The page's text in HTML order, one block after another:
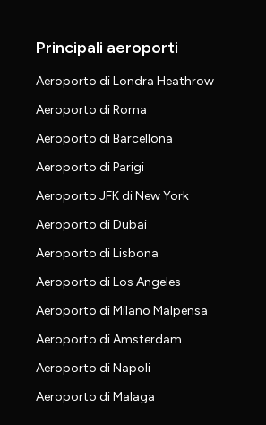
Principali aeroporti
Aeroporto di Londra Heathrow
Aeroporto di Roma
Aeroporto di Barcellona
Aeroporto di Parigi
Aeroporto JFK di New York
Aeroporto di Dubai
Aeroporto di Lisbona
Aeroporto di Los Angeles
Aeroporto di Milano Malpensa
Aeroporto di Amsterdam
Aeroporto di Napoli
Aeroporto di Malaga